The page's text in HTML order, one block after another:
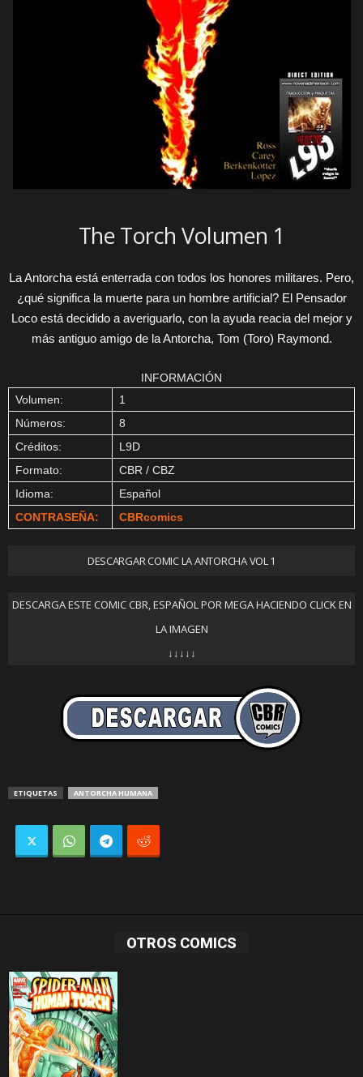
The Torch Volumen 1
La Antorcha está enterrada con todos los honores militares. Pero,
¿qué significa la muerte para un hombre artificial? El Pensador
Loco está decidido a averiguarlo, con la ayuda reacia del mejor y
más antiguo amigo de la Antorcha, Tom (Toro) Raymond.
INFORMACIÓN
Volumen:
1
Números:
8
Créditos:
L9D
Formato:
CBR / CBZ
Idioma:
Español
CONTRASEÑA:
CBRcomics
DESCARGAR COMIC LA ANTORCHA VOL 1
DESCARGA ESTE COMIC CBR, ESPAÑOL POR MEGA HACIENDO CLICK EN
LA IMAGEN
↓↓↓↓↓
ETIQUETAS ANTORCHA HUMANA
OTROS COMICS